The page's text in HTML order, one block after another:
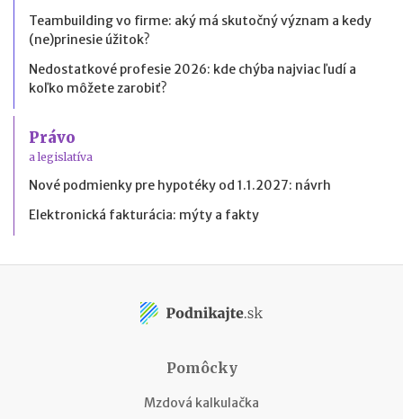
Teambuilding vo firme: aký má skutočný význam a kedy
(ne)prinesie úžitok?
Nedostatkové profesie 2026: kde chýba najviac ľudí a
koľko môžete zarobiť?
Právo
a legislatíva
Nové podmienky pre hypotéky od 1.1.2027: návrh
Elektronická fakturácia: mýty a fakty
Pomôcky
Mzdová kalkulačka